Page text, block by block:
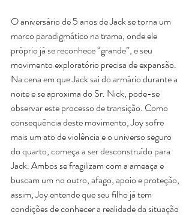
O aniversário de 5 anos de Jack se torna um
marco paradigmático na trama, onde ele
próprio já se reconhece “grande”, e seu
movimento exploratório precisa de expansão.
Na cena em que Jack sai do armário durante a
noite e se aproxima do Sr. Nick, pode-se
observar este processo de transição. Como
consequência deste movimento, Joy sofre
mais um ato de violência e o universo seguro
do quarto, começa a ser desconstruído para
Jack. Ambos se fragilizam com a ameaça e
buscam um no outro, afago, apoio e proteção,
assim, Joy entende que seu filho já tem
condições de conhecer a realidade da situação